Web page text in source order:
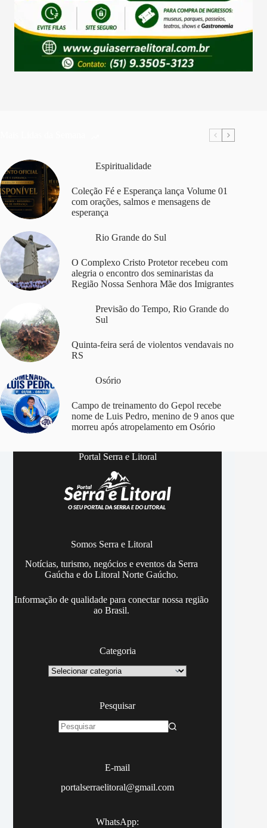
Espiritualidade
Coleção Fé e Esperança lança Volume 01
com orações, salmos e mensagens de
esperança
Rio Grande do Sul
O Complexo Cristo Protetor recebeu com
alegria o encontro dos seminaristas da
Região Nossa Senhora Mãe dos Imigrantes
Previsão do Tempo, Rio Grande do
Sul
Quinta-feira será de violentos vendavais no
RS
Osório
Campo de treinamento do Gepol recebe
nome de Luis Pedro, menino de 9 anos que
morreu após atropelamento em Osório
Portal Serra e Litoral
Somos Serra e Litoral
Notícias, turismo, negócios e eventos da Serra
Gaúcha e do Litoral Norte Gaúcho.
Informação de qualidade para conectar nossa região
ao Brasil.
Categoria
Categoria
Pesquisar
E-mail
portalserraelitoral@gmail.com
WhatsApp: